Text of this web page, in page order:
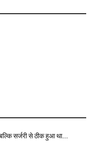
सर्जरी से ठीक हुआ था...